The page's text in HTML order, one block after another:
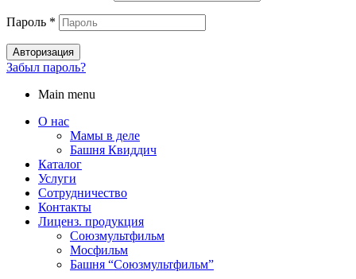
Пароль *
Авторизация
Забыл пароль?
Main menu
О нас
Мамы в деле
Башня Квиддич
Каталог
Услуги
Сотрудничество
Контакты
Лиценз. продукция
Союзмультфильм
Мосфильм
Башня “Союзмультфильм”